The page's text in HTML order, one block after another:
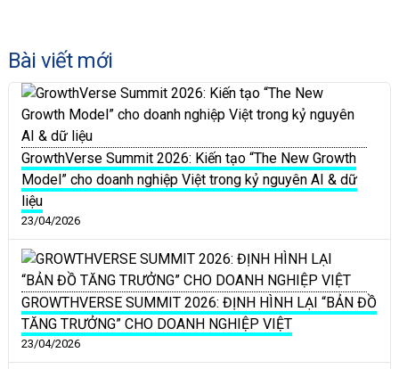
Bài viết mới
GrowthVerse Summit 2026: Kiến tạo “The New Growth
Model” cho doanh nghiệp Việt trong kỷ nguyên AI & dữ
liệu
23/04/2026
GROWTHVERSE SUMMIT 2026: ĐỊNH HÌNH LẠI “BẢN ĐỒ
TĂNG TRƯỞNG” CHO DOANH NGHIỆP VIỆT
23/04/2026